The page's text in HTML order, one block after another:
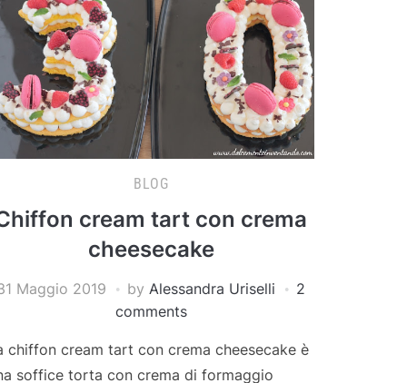
BLOG
cream tart con crema
cheesecake
Maggio 2019 by Alessandra Uriselli
2
comments
chiffon cream tart con crema cheesecake è
soffice torta con crema di formaggio